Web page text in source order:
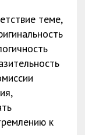
теме,
к